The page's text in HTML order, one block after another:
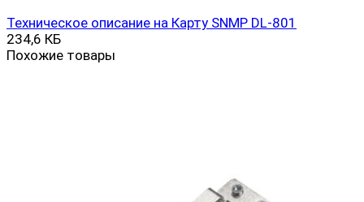
Техническое описание на Карту SNMP DL-801
234,6 КБ
Похожие товары